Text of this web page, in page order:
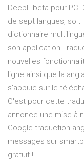
DeepL beta pour PC
de sept langues, soit
dictionnaire
son application
nouvelles
ligne ainsi que la
s'appuie sur le
C'est pour cette
annonce une mise à
Google traduction
messages sur
gratuit !